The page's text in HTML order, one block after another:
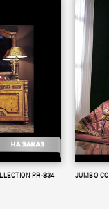
PR-834 JUMBO